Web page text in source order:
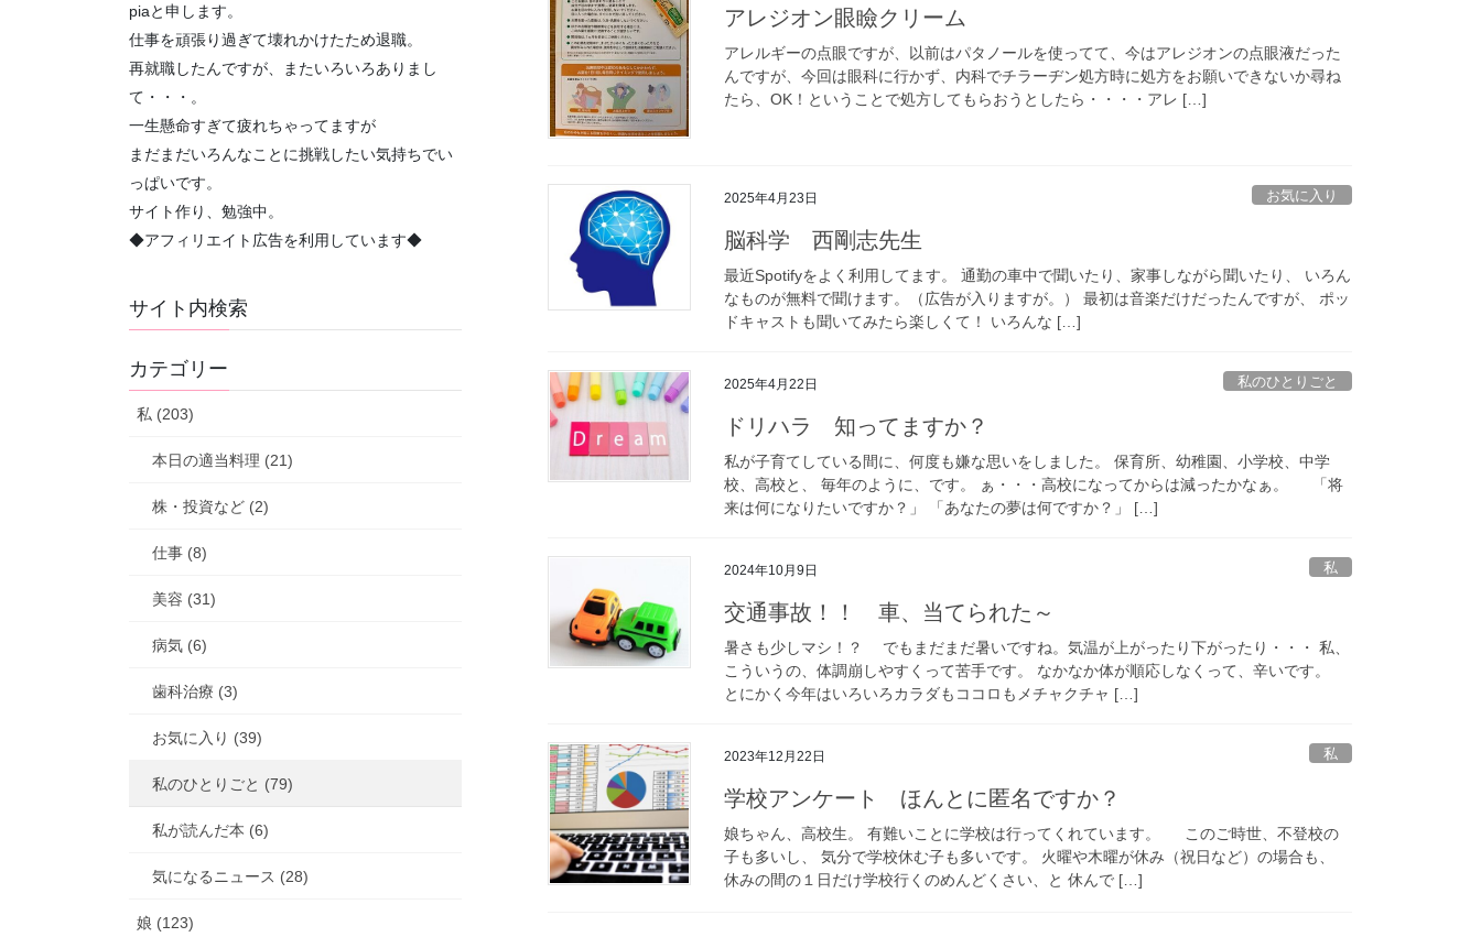
アレジオン眼瞼クリーム
アレルギーの点眼ですが、以前はパタノールを使ってて、今はアレジオンの点眼液だった
んですが、今回は眼科に行かず、内科でチラーヂン処方時に処方をお願いできないか尋ね
たら、OK！ということで処方してもらおうとしたら・・・・アレ […]
2025年4月23日 お気に入り
脳科学 西剛志先生
最近Spotifyをよく利用してます。 通勤の車中で聞いたり、家事しながら聞いたり、 いろん
なものが無料で聞けます。（広告が入りますが。） 最初は音楽だけだったんですが、 ポッ
ドキャストも聞いてみたら楽しくて！ いろんな […]
2025年4月22日 私のひとりごと
ドリハラ 知ってますか？
私が子育てしている間に、何度も嫌な思いをしました。 保育所、幼稚園、小学校、中学
校、高校と、 毎年のように、です。 ぁ・・・高校になってからは減ったかなぁ。 「将
来は何になりたいですか？」 「あなたの夢は何ですか？」 […]
2024年10月9日 私
交通事故！！ 車、当てられた～
暑さも少しマシ！？ でもまだまだ暑いですね。気温が上がったり下がったり・・・ 私、
こういうの、体調崩しやすくって苦手です。 なかなか体が順応しなくって、辛いです。
とにかく今年はいろいろカラダもココロもメチャクチャ […]
2023年12月22日 私
学校アンケート ほんとに匿名ですか？
娘ちゃん、高校生。 有難いことに学校は行ってくれています。 このご時世、不登校の
子も多いし、 気分で学校休む子も多いです。 火曜や木曜が休み（祝日など）の場合も、
休みの間の１日だけ学校行くのめんどくさい、と 休んで […]
piaと申します。
仕事を頑張り過ぎて壊れかけたため退職。
再就職したんですが、またいろいろありまし
て・・・。
一生懸命すぎて疲れちゃってますが
まだまだいろんなことに挑戦したい気持ちでい
っぱいです。
サイト作り、勉強中。
◆アフィリエイト広告を利用しています◆
サイト内検索
カテゴリー
私 (203)
本日の適当料理 (21)
株・投資など (2)
仕事 (8)
美容 (31)
病気 (6)
歯科治療 (3)
お気に入り (39)
私のひとりごと (79)
私が読んだ本 (6)
気になるニュース (28)
娘 (123)